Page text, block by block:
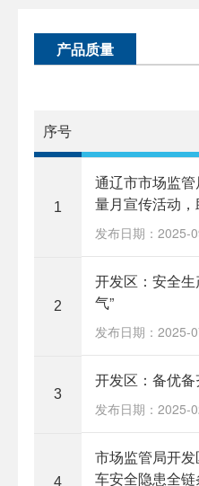
产品质量
序号
1
通辽市市场监
量月宣传活动
发布日期：2025-
2
开发区：安全生
气”
发布日期：2025-
3
开发区：备优
发布日期：2025-
4
市场监管局开
车安全隐患全